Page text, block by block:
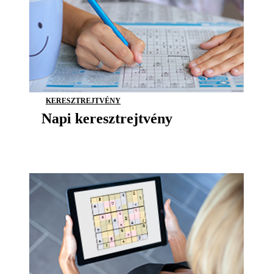
KERESZTREJTVÉNY
Napi keresztrejtvény